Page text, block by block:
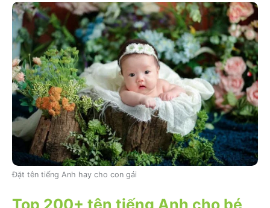
Đặt tên tiếng Anh hay cho con gái